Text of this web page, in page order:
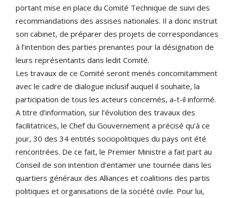
portant mise en place du Comité Technique de suivi des
recommandations des assises nationales. Il a donc instruit
son cabinet, de préparer des projets de correspondances
à l’intention des parties prenantes pour la désignation de
leurs représentants dans ledit Comité.
Les travaux de ce Comité seront menés concomitamment
avec le cadre de dialogue inclusif auquel il souhaite, la
participation de tous les acteurs concernés, a-t-il informé.
A titre d’information, sur l’évolution des travaux des
facilitatrices, le Chef du Gouvernement a précisé qu’à ce
jour, 30 des 34 entités sociopolitiques du pays ont été
rencontrées. De ce fait, le Premier Ministre a fait part au
Conseil de son intention d’entamer une tournée dans les
quartiers généraux des Alliances et coalitions des partis
politiques et organisations de la société civile. Pour lui,